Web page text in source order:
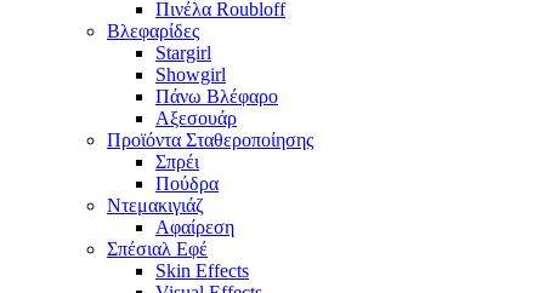
Πινέλα Roubloff
Βλεφαρίδες
Stargirl
Showgirl
Πάνω Βλέφαρο
Αξεσουάρ
Προϊόντα Σταθεροποίησης
Σπρέι
Πούδρα
Ντεμακιγιάζ
Αφαίρεση
Σπέσιαλ Εφέ
Skin Effects